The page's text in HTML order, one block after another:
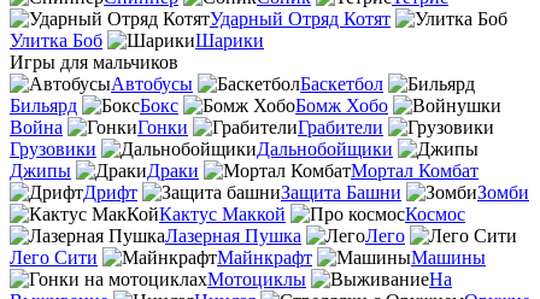
Ударный Отряд Котят
Улитка Боб
Шарики
Игры для мальчиков
Автобусы
Баскетбол
Бильярд
Бокс
Бомж Хобо
Война
Гонки
Грабители
Грузовики
Дальнобойщики
Джипы
Драки
Мортал Комбат
Дрифт
Защита Башни
Зомби
Кактус Маккой
Космос
Лазерная Пушка
Лего
Лего Сити
Майнкрафт
Машины
Мотоциклы
На